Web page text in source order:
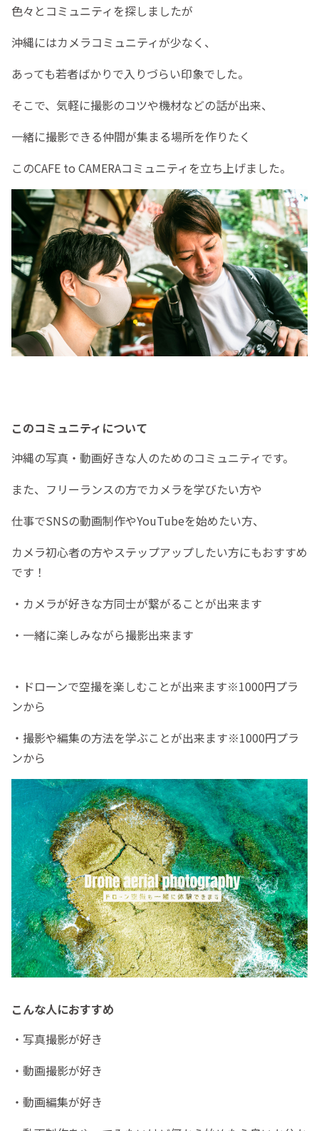
色々とコミュニティを探しましたが
沖縄にはカメラコミュニティが少なく、
あっても若者ばかりで入りづらい印象でした。
そこで、気軽に撮影のコツや機材などの話が出来、
一緒に撮影できる仲間が集まる場所を作りたく
このCAFE to CAMERAコミュニティを立ち上げました。
このコミュニティについて
沖縄の写真・動画好きな人のためのコミュニティです。
また、フリーランスの方でカメラを学びたい方や
仕事でSNSの動画制作やYouTubeを始めたい方、
カメラ初心者の方やステップアップしたい方にもおすすめ
です！
・カメラが好きな方同士が繋がることが出来ます
・一緒に楽しみながら撮影出来ます
・ドローンで空撮を楽しむことが出来ます※1000円プラ
ンから
・撮影や編集の方法を学ぶことが出来ます※1000円プラ
ンから
こんな人におすすめ
・写真撮影が好き
・動画撮影が好き
・動画編集が好き